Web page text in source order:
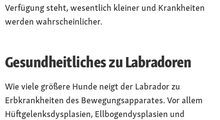
Verfügung steht, wesentlich kleiner und Krankheiten
werden wahrscheinlicher.
Gesundheitliches zu Labradoren
Wie viele größere Hunde neigt der Labrador zu
Erbkrankheiten des Bewegungsapparates. Vor allem
Hüftgelenksdysplasien, Ellbogendysplasien und